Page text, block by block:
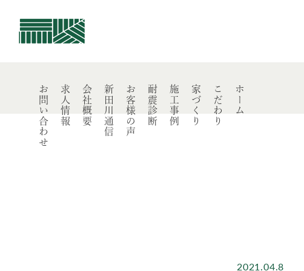
ホーム
こだわり
家づくり
施工事例
耐震診断
お客様の声
新田川通信
会社概要
求人情報
お問い合わせ
2021.04.8